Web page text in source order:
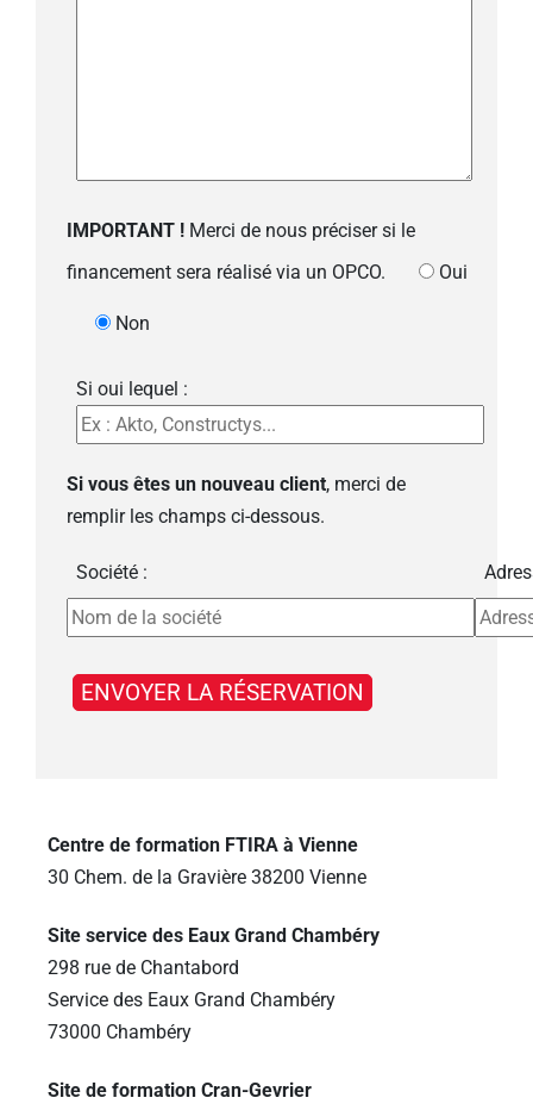
IMPORTANT ! Merci de nous préciser si le
financement sera réalisé via un OPCO.
Oui
Non
Si oui lequel :
Si vous êtes un nouveau client, merci de
remplir les champs ci-dessous.
Société :
Centre de formation FTIRA à Vienne
30 Chem. de la Gravière 38200 Vienne
Site service des Eaux Grand Chambéry
298 rue de Chantabord
Service des Eaux Grand Chambéry
73000 Chambéry
Site de formation Cran-Gevrier